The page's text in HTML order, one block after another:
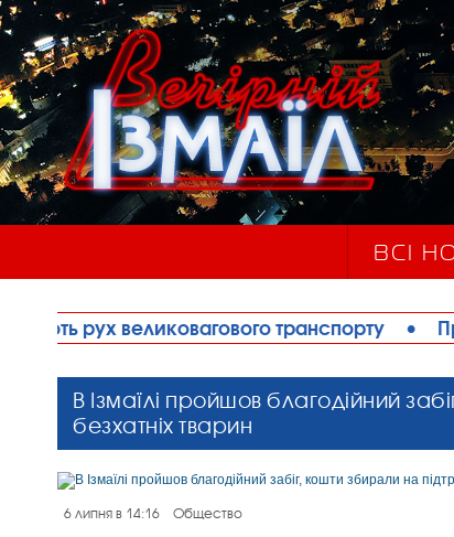
ВСІ
транспорту • Правоохоронці
В Ізмаїлі пройшов благодійний
безхатніх тварин
6 липня в 14:16 Общество